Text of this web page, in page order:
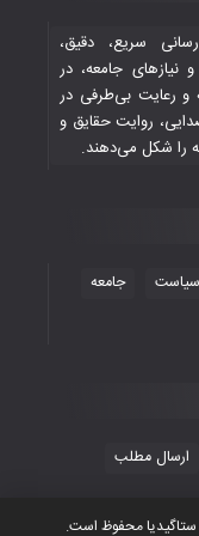
با گلباران تایلند به
جوان
هدف اطلاع‌رسانی سریع، دقیق،
نیازهای جامعه، در
و رعایت بی‌طرفی در
روایت حقایق و
را شکل می‌دهند.
سیاست
جامعه
ارسال مطلب